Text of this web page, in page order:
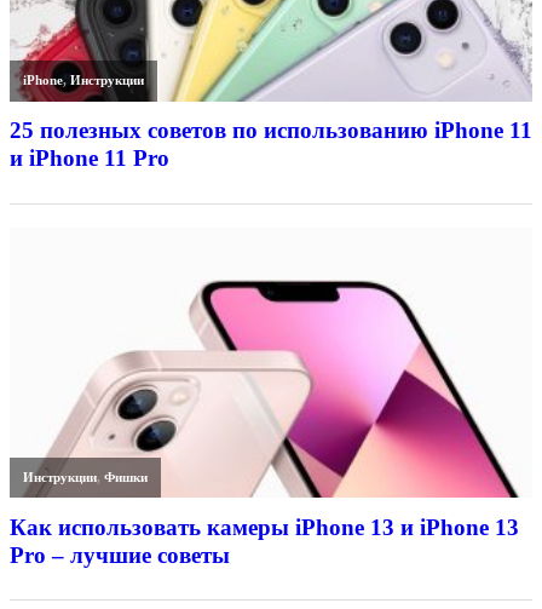
iPhone,Инструкции
25 полезных советов по использованию iPhone 11
и iPhone 11 Pro
Инструкции,Фишки
Как использовать камеры iPhone 13 и iPhone 13
Pro – лучшие советы